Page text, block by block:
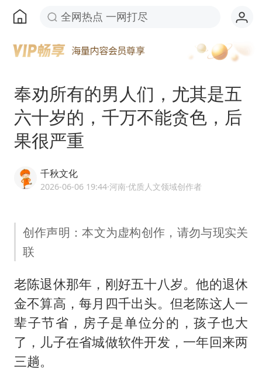
全网热点 一网打尽
奉劝所有的男人们，尤其是五
六十岁的，千万不能贪色，后
果很严重
千秋文化
2026-06-06 19:44·河南·优质人文领域创作者
创作声明：本文为虚构创作，请勿与现实关
联
老陈退休那年，刚好五十八岁。他的退休
金不算高，每月四千出头。但老陈这人一
辈子节省，房子是单位分的，孩子也大
了，儿子在省城做软件开发，一年回来两
三趟。